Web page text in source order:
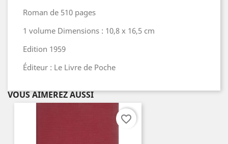
Roman de 510 pages
1 volume Dimensions : 10,8 x 16,5 cm
Edition 1959
Éditeur : Le Livre de Poche
VOUS AIMEREZ AUSSI
favorite_border